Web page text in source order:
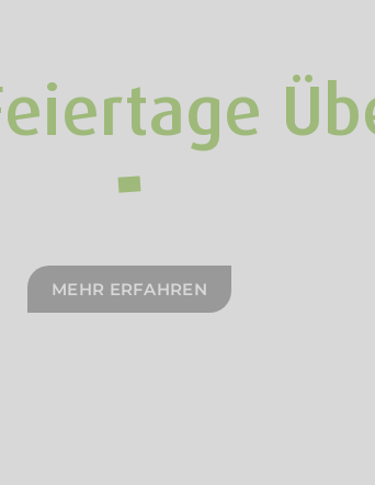
MEHR ERFAHREN